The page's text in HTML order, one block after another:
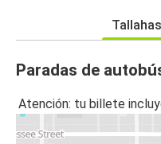
Paradas de
Atención: tu billete